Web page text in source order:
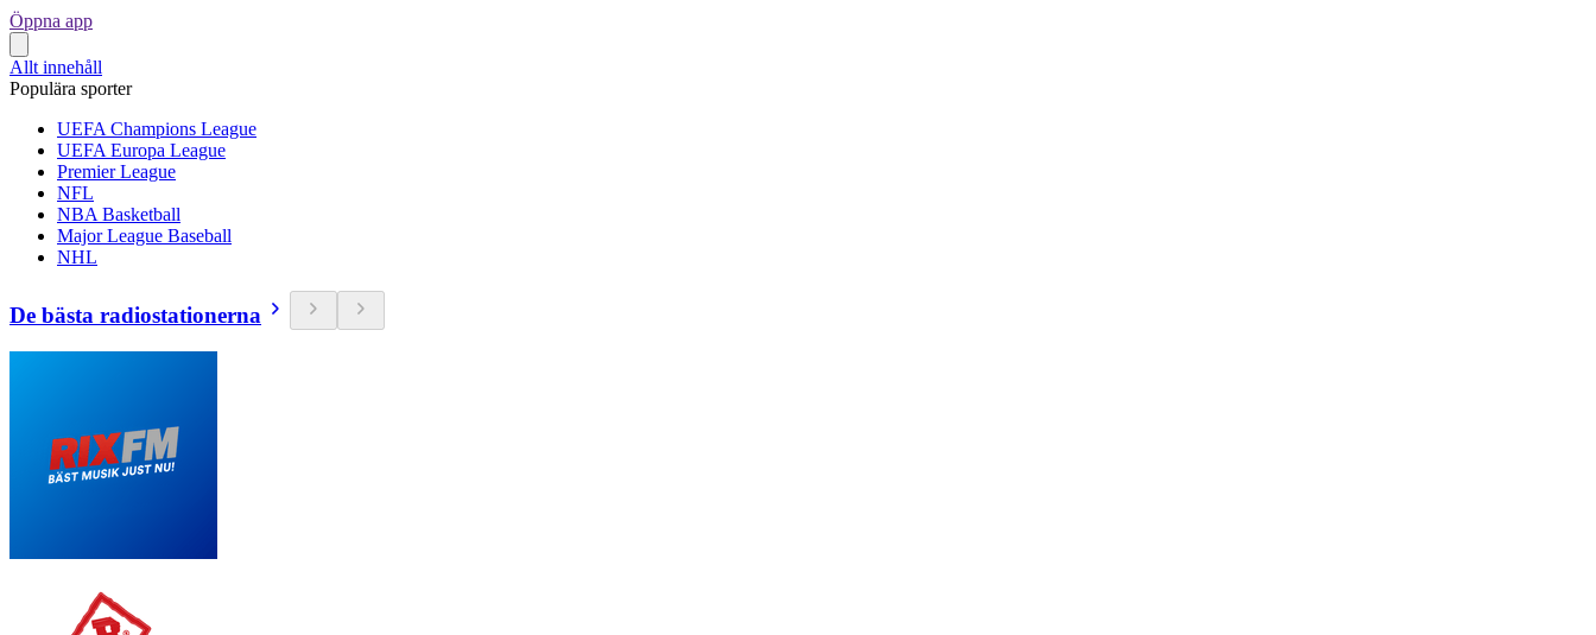
Öppna app
Allt innehåll
Populära sporter
UEFA Champions League
UEFA Europa League
Premier League
NFL
NBA Basketball
Major League Baseball
NHL
De bästa radiostationerna